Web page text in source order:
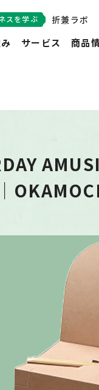
スを学ぶ 折兼ラボ
サービス 商品